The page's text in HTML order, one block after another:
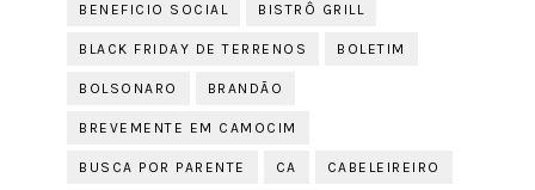
BENEFICIO SOCIAL BISTRÔ GRILL
BLACK FRIDAY DE TERRENOS BOLETIM
BOLSONARO BRANDÃO
BREVEMENTE EM CAMOCIM
BUSCA POR PARENTE CA CABELEIREIRO